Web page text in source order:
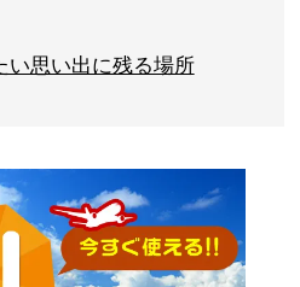
い思い出に残る場所